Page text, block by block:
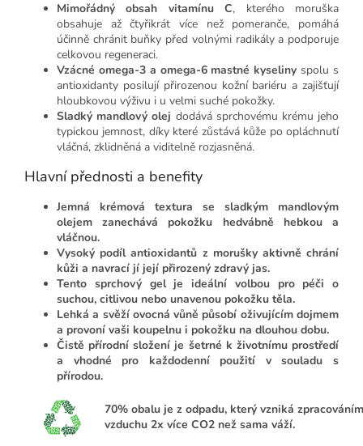
Mimořádný obsah vitamínu C, kterého moruška
obsahuje až čtyřikrát více než pomeranče, pomáhá
účinně chránit buňky před volnými radikály a podporuje
celkovou regeneraci.
Vzácné omega-3 a omega-6 mastné kyseliny spolu s
antioxidanty posilují přirozenou kožní bariéru a zajišťují
hloubkovou výživu i u velmi suché pokožky.
Sladký mandlový olej dodává sprchovému krému jeho
typickou jemnost, díky které zůstává kůže po opláchnutí
vláčná, zklidněná a viditelně rozjasněná.
Hlavní přednosti a benefity
Jemná krémová textura se sladkým mandlovým
olejem zanechává pokožku hedvábně hebkou a
vláčnou.
Vysoký podíl antioxidantů z morušky aktivně chrání
kůži a navrací jí její přirozený zdravý jas.
Tento sprchový gel je ideální volbou pro péči o
suchou, citlivou nebo unavenou pokožku těla.
Lehká a svěží ovocná vůně působí oživujícím dojmem
a provoní vaši koupelnu i pokožku na dlouhou dobu.
Čistě přírodní složení je šetrné k životnímu prostředí
a vhodné pro každodenní použití v souladu s
přírodou.
70% obalu je z odpadu, který vzniká
vzduchu 2x více CO2 než sama váží.